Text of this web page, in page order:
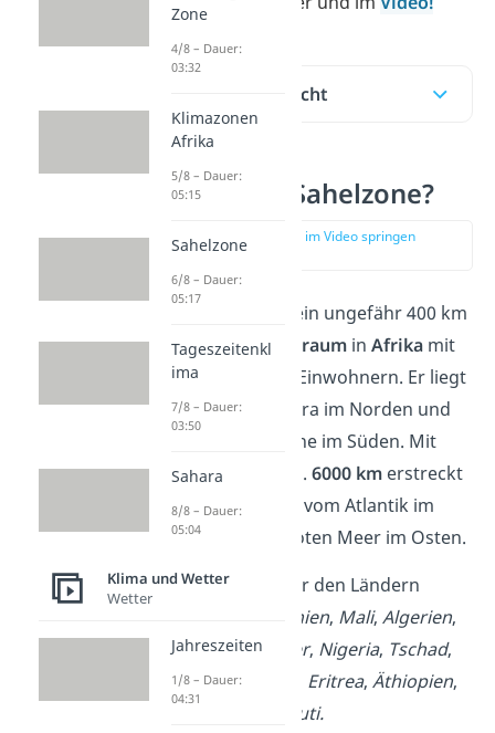
Inhaltsübersicht
Was ist die Sahelzone?
zur Stelle im Video springen
(00:15)
ist ein ungefähr 400 km
breiterÜbergangsraum inAfrika mit
etwa 30 Millionen Einwohnern. Er liegt
zwischen der Sahara im Norden und
der Trockensavanne im Süden. Mit
einer Länge von ca.6000 km erstreckt
sich die Sahelzone vom Atlantik im
Westen bis zum Roten Meer im Osten.
Damit liegt sie über den Ländern
Mauretanien, Mali,Algerien,
Burkina Faso, Niger, Nigeria, Tschad,
Sudan ,Süd-Sudan Eritrea,Äthiopien,
Djibouti.
Zone
4/8 – Dauer:
03:32
Klimazonen
Afrika
5/8 – Dauer:
05:15
Sahelzone
6/8 – Dauer:
05:17
Tageszeitenkl
ima
7/8 – Dauer:
03:50
Sahara
8/8 – Dauer:
05:04
Klima und Wetter
Wetter
Jahreszeiten
1/8 – Dauer:
04:31